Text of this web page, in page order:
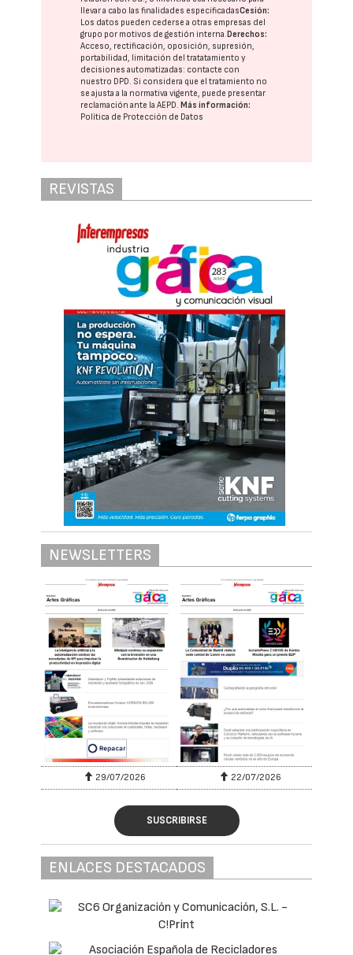
llevar a cabo las finalidades especificadasCesión:
Los datos pueden cederse a otras empresas del
grupo por motivos de gestión interna. Derechos:
Acceso, rectificación, oposición, supresión,
portabilidad, limitación del tratatamiento y
decisiones automatizadas: contacte con
nuestro DPD. Si considera que el tratamiento no
se ajusta a la normativa vigente, puede presentar
reclamación ante laAEPD. Más información:
Política de Protección de Datos
REVISTAS
NEWSLETTERS
29/07/2026 22/07/2026
SUSCRIBIRSE
ENLACES DESTACADOS